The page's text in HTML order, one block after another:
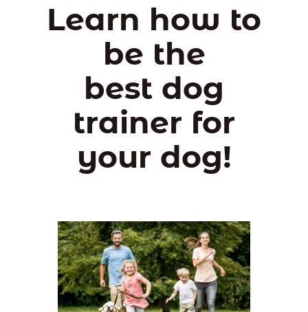
Learn how to
be the
best dog
trainer for
your dog!